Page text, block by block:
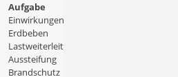
Aufgabe
Einwirkungen
Erdbeben
Lastweiterleitung
Aussteifung
Brandschutz